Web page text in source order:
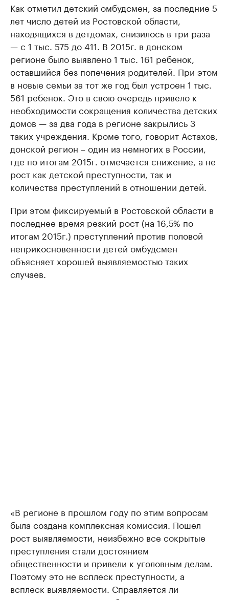
Как отметил детский омбудсмен, за последние 5
лет число детей из Ростовской области,
находящихся в детдомах, снизилось в три раза
— с 1 тыс. 575 до 411. В 2015г. в донском
регионе было выявлено 1 тыс. 161 ребенок,
оставшийся без попечения родителей. При этом
в новые семьи за тот же год был устроен 1 тыс.
561 ребенок. Это в свою очередь привело к
необходимости сокращения количества детских
домов — за два года в регионе закрылись 3
таких учреждения. Кроме того, говорит Астахов,
донской регион – один из немногих в России,
где по итогам 2015г. отмечается снижение, а не
рост как детской преступности, так и
количества преступлений в отношении детей.
При этом фиксируемый в Ростовской области в
последнее время резкий рост (на 16,5% по
итогам 2015г.) преступлений против половой
неприкосновенности детей омбудсмен
объясняет хорошей выявляемостью таких
случаев.
«В регионе в прошлом году по этим вопросам
была создана комплексная комиссия. Пошел
рост выявляемости, неизбежно все сокрытые
преступления стали достоянием
общественности и привели к уголовным делам.
Поэтому это не всплеск преступности, а
всплеск выявляемости. Справляется ли